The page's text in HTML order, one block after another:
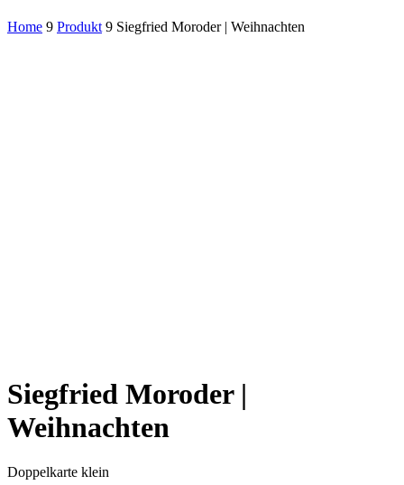
Home 9 Produkt 9 Siegfried Moroder | Weihnachten
Siegfried Moroder |
Weihnachten
Doppelkarte klein